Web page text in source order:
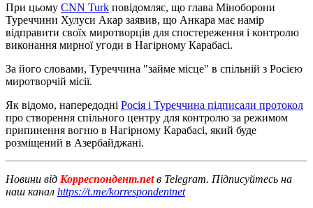
При цьому CNN Turk повідомляє, що глава Міноборони
Туреччини Хулуси Акар заявив, що Анкара має намір
відправити своїх миротворців для спостереження і контролю
виконання мирної угоди в Нагірному Карабасі.
За його словами, Туреччина "займе місце" в спільній з Росією
миротворчій місії.
Як відомо, напередодні Росія і Туреччина підписали протокол
про створення спільного центру для контролю за режимом
припинення вогню в Нагірному Карабасі, який буде
розміщений в Азербайджані.
Новини від Корреспондент.netв Telegram. Підписуйтесь на
наш канал https://t.me/korrespondentnet